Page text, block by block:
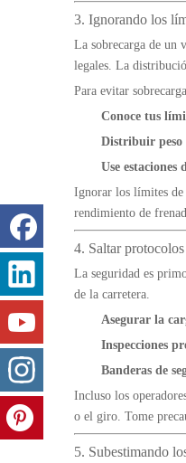
3. Ignorando los
La sobrecarga de un
legales. La
Para evitar
Conoce tus
Distribuir peso
Use estaciones
Ignorar los límites de
rendimiento de
4. Saltar
La seguridad es
de la carretera.
Asegurar la
Inspecciones
Banderas de
Incluso los
o el giro. Tome
5. Subestimando